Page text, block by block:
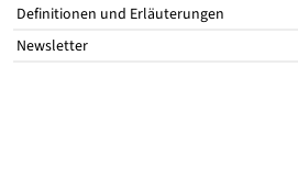
Definitionen und Erläuterungen
Newsletter